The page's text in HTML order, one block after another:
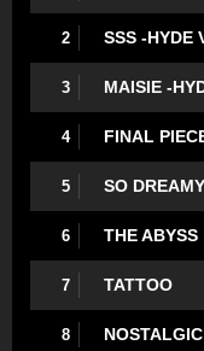
2 SSS -HYDE
3 MAISIE -
4 FINAL
5 SO DREAMY
6 THE ABYSS
7 TATTOO
8 NOSTALGIC